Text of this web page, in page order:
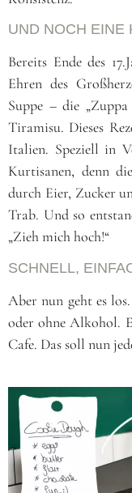
UND NOCH EINE
Bereits Ende des
Ehren des
Suppe – die
Tiramisu. Dieses
Italien. Speziell in
Kurtisanen, denn
durch Eier, Zucker
Trab. Und so
„Zieh mich hoch!“
SCHNELL,
Aber nun geht es
oder ohne Alkohol.
Cafe. Das soll nun